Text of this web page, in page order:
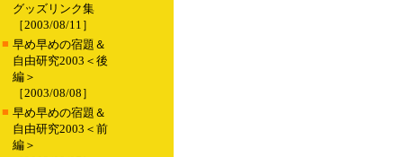
グッズリンク集
［2003/08/11］
■ 早め早めの宿題＆
自由研究2003＜後
編＞
［2003/08/08］
■ 早め早めの宿題＆
自由研究2003＜前
編＞